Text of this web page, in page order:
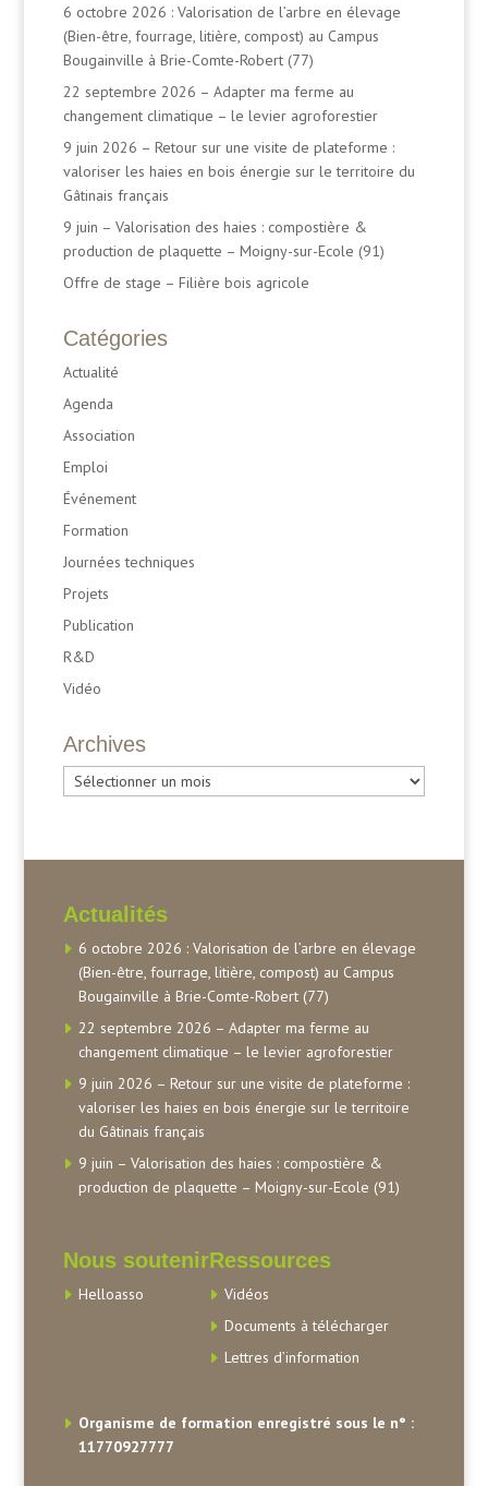
6 octobre 2026 : Valorisation de l’arbre en élevage
(Bien-être, fourrage, litière, compost) au Campus
Bougainville à Brie-Comte-Robert (77)
22 septembre 2026 – Adapter ma ferme au
changement climatique – le levier agroforestier
9 juin 2026 – Retour sur une visite de plateforme :
valoriser les haies en bois énergie sur le territoire du
Gâtinais français
9 juin – Valorisation des haies : compostière &
production de plaquette – Moigny-sur-Ecole (91)
Offre de stage – Filière bois agricole
Catégories
Actualité
Agenda
Association
Emploi
Événement
Formation
Journées techniques
Projets
Publication
R&D
Vidéo
Archives
Archives
Actualités
6 octobre 2026 : Valorisation de l’arbre en élevage
(Bien-être, fourrage, litière, compost) au Campus
Bougainville à Brie-Comte-Robert (77)
22 septembre 2026 – Adapter ma ferme au
changement climatique – le levier agroforestier
9 juin 2026 – Retour sur une visite de plateforme :
valoriser les haies en bois énergie sur le territoire
du Gâtinais français
9 juin – Valorisation des haies : compostière &
production de plaquette – Moigny-sur-Ecole (91)
Nous soutenir
Helloasso
Ressources
Vidéos
Documents à télécharger
Lettres d’information
Organisme de formation enregistré sous le n° :
11770927777